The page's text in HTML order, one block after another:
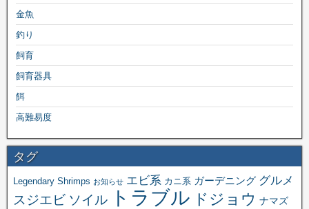
金魚
釣り
飼育
飼育器具
餌
高難易度
タグ
Legendary Shrimps お知らせ エビ系 カニ系 ガーデニング グルメ
スジエビ ソイル トラブル ドジョウ ナマズ